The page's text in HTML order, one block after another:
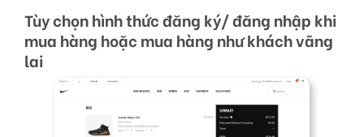
Tùy chọn hình thức đăng ký/ đăng nhập khi
mua hàng hoặc mua hàng như khách vãng
lai